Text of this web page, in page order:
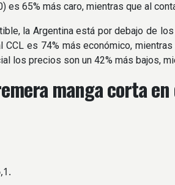
es 65% más caro, mientras que al
la Argentina está por debajo de
CCL es 74% más económico,
los precios son un 42% más bajos,
manga corta